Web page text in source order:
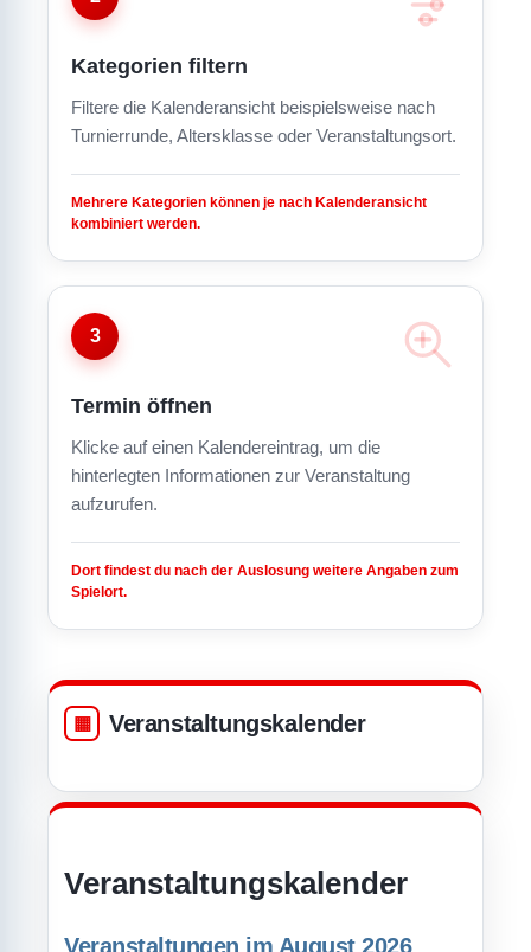
Kategorien filtern
Filtere die Kalenderansicht beispielsweise nach
Turnierrunde, Altersklasse oder Veranstaltungsort.
Mehrere Kategorien können je nach Kalenderansicht
kombiniert werden.
3
Termin öffnen
Klicke auf einen Kalendereintrag, um die
hinterlegten Informationen zur Veranstaltung
aufzurufen.
Dort findest du nach der Auslosung weitere Angaben zum
Spielort.
Veranstaltungskalender
Veranstaltungskalender
Veranstaltungen im August 2026